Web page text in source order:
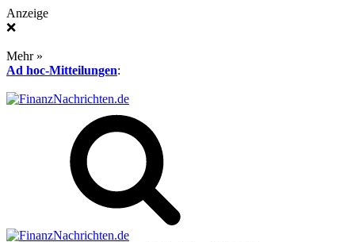
Anzeige
❌
Mehr »
Ad hoc-Mitteilungen: